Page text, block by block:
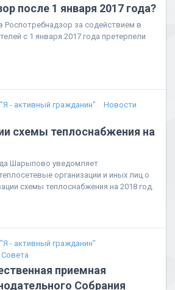
после 1 января 2017 года?
Роспотребнадзор за содействием в
с 1 января 2017 года претерпели
"Я - активный гражданин"
Новости
схемы теплоснабжения на
Шарыпово уведомляет
организации и иных лиц о
схемы теплоснабжения на 2018 год.
"Я - активный гражданин"
приемная
Собрания